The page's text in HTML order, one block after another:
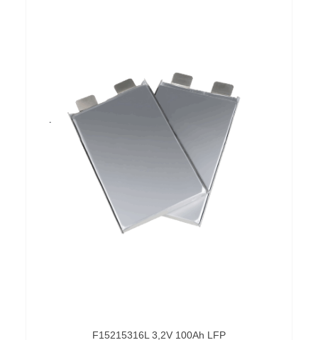
F15215316L 3,2V 100Ah LFP